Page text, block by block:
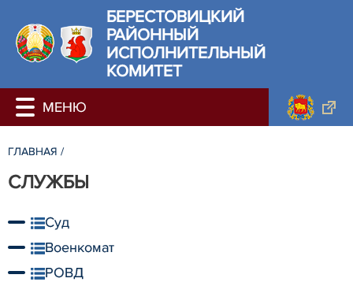
БЕРЕСТОВИЦКИЙ
РАЙОННЫЙ
ИСПОЛНИТЕЛЬНЫЙ
КОМИТЕТ
ГЛАВНАЯ /
СЛУЖБЫ
Суд
Военкомат
РОВД